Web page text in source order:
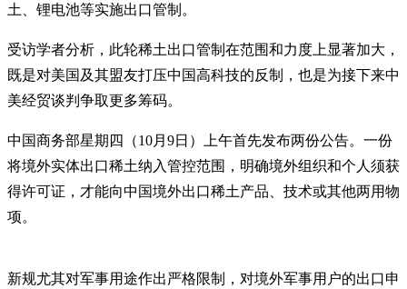
土、锂电池等实施出口管制。
受访学者分析，此轮稀土出口管制在范围和力度上显著加大，
既是对美国及其盟友打压中国高科技的反制，也是为接下来中
美经贸谈判争取更多筹码。
中国商务部星期四（10月9日）上午首先发布两份公告。一份
将境外实体出口稀土纳入管控范围，明确境外组织和个人须获
得许可证，才能向中国境外出口稀土产品、技术或其他两用物
项。
新规尤其对军事用途作出严格限制，对境外军事用户的出口申